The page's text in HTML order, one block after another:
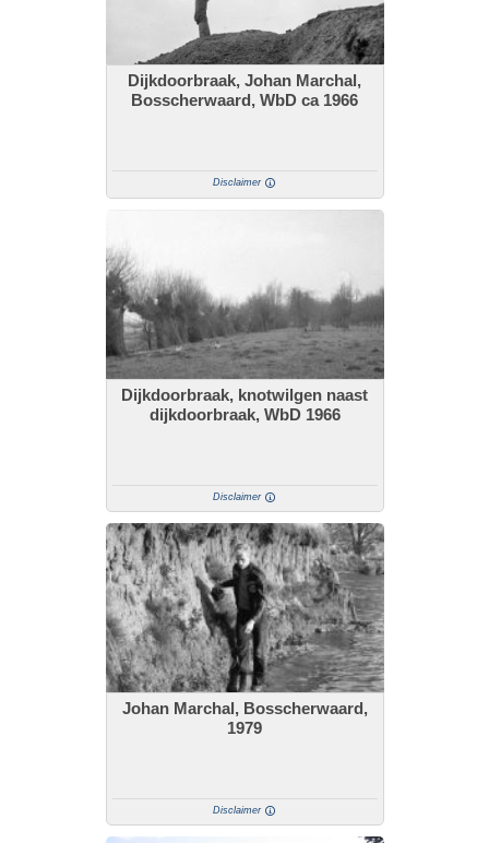
Dijkdoorbraak, Johan Marchal,
Bosscherwaard, WbD ca 1966
Disclaimer
Dijkdoorbraak, knotwilgen naast
dijkdoorbraak, WbD 1966
Disclaimer
Johan Marchal, Bosscherwaard,
1979
Disclaimer